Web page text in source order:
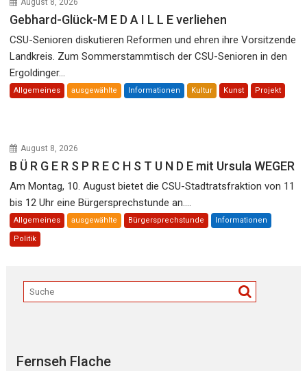
Gebhard-Glück-M E D A I L L E verliehen
CSU-Senioren diskutieren Reformen und ehren ihre Vorsitzende
Landkreis. Zum Sommerstammtisch der CSU-Senioren in den
Ergoldinger...
Allgemeines ausgewählte Informationen Kultur Kunst Projekt
August 8, 2026
B Ü R G E R S P R E C H S T U N D E mit Ursula WEGER
Am Montag, 10. August bietet die CSU-Stadtratsfraktion von 11
bis 12 Uhr eine Bürgersprechstunde an....
Allgemeines ausgewählte Bürgersprechstunde Informationen
Politik
Fernseh Flache